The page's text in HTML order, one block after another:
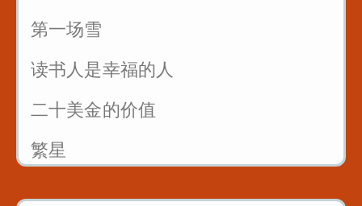
第一场雪
读书人是幸福的人
二十美金的价值
繁星